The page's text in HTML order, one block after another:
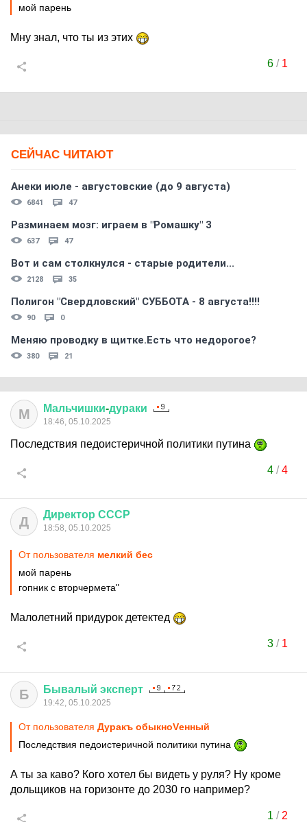
мой парень
Мну знал, что ты из этих
6/ 1
СЕЙЧАС ЧИТАЮТ
Анеки июле - августовские (до 9 августа)
6841 47
Разминаем мозг: играем в "Ромашку" 3
637 47
Вот и сам столкнулся - старые родители...
2128 35
Полигон "Свердловский" СУББОТА - 8 августа!!!!
90 0
Меняю проводку в щитке.Есть что недорогое?
380 21
М Мальчишки-дураки
18:46, 05.10.2025
Последствия педоистеричной политики путина
4/4
Д Директор СССР
18:58, 05.10.2025
От пользователя мелкий бес
мой парень
гопник с вторчермета"
Малолетний придурок детектед
3/ 1
Б Бывалый эксперт
19:42, 05.10.2025
От пользователя Дуракъ обыкноVенный
Последствия педоистеричной политики путина
А ты за каво? Кого хотел бы видеть у руля? Ну кроме
дольщиков на горизонте до 2030 го например?
1 / 2